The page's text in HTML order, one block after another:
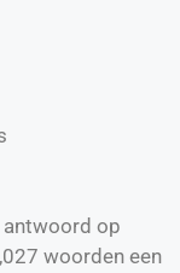
antwoord op
woorden een